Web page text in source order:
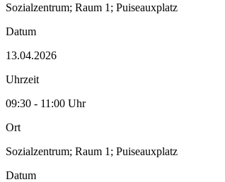
Sozialzentrum; Raum 1; Puiseauxplatz
Datum
13.04.2026
Uhrzeit
09:30 - 11:00 Uhr
Ort
Sozialzentrum; Raum 1; Puiseauxplatz
Datum